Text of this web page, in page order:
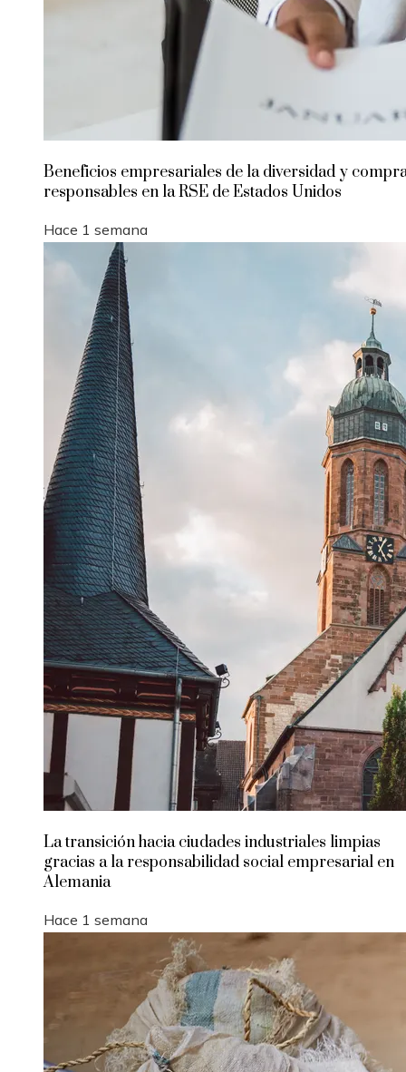
Beneficios empresariales de la diversidad y
responsables en la RSE de Estados Unidos
Hace 1 semana
La transición hacia ciudades industriales limpias
gracias a la responsabilidad social empresarial en
Alemania
Hace 1 semana